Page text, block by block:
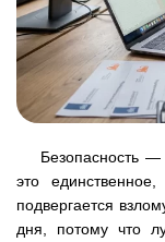
Безопасность
это
подвергается
дня, потому что